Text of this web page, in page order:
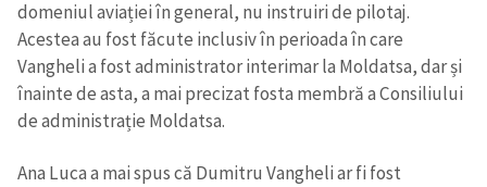
SUSȚINE
domeniul aviației în general, nu instruiri de pilotaj.
Acestea au fost făcute inclusiv în perioada în care
Vangheli a fost administrator interimar la Moldatsa, dar și
înainte de asta, a mai precizat fosta membră a Consiliului
de administrație Moldatsa.
Ana Luca a mai spus că Dumitru Vangheli ar fi fost